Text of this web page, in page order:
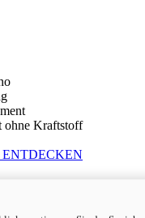
ohne Kraftstoff